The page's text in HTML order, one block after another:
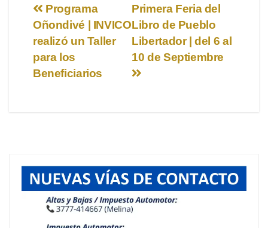
Navegación
de
entradas
Primera Feria del
Libro de Pueblo
Libertador | del 6 al
10 de Septiembre
Programa
Oñondivé | INVICO
realizó un Taller
para los
Beneficiarios